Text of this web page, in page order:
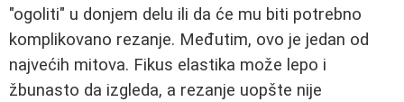
"ogoliti" u donjem delu ili da će mu biti potrebno
komplikovano rezanje. Međutim, ovo je jedan od
najvećih mitova. Fikus elastika može lepo i
žbunasto da izgleda, a rezanje uopšte nije